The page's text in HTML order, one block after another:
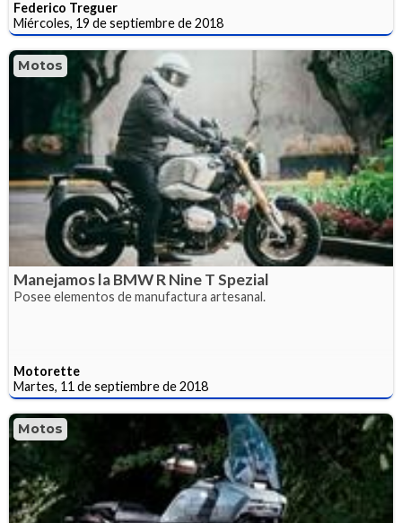
Federico Treguer
Miércoles, 19 de septiembre de 2018
Motos
Manejamos la BMW R Nine T Spezial
Posee elementos de manufactura artesanal.
Motorette
Martes, 11 de septiembre de 2018
Motos